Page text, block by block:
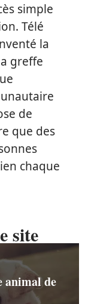
simple
Télé
la
greffe
de
que des
chaque
site
animal de